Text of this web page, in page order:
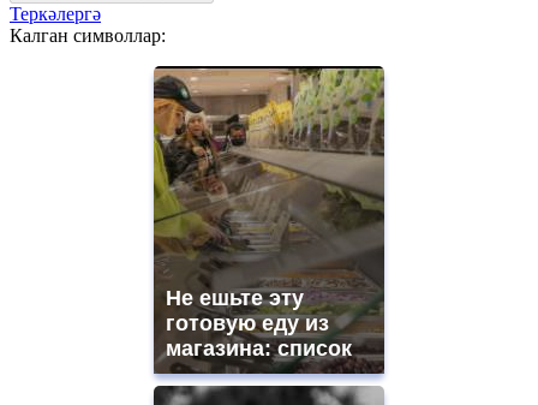
Теркәлергә
Калган символлар:
Не ешьте эту
готовую еду из
магазина: список